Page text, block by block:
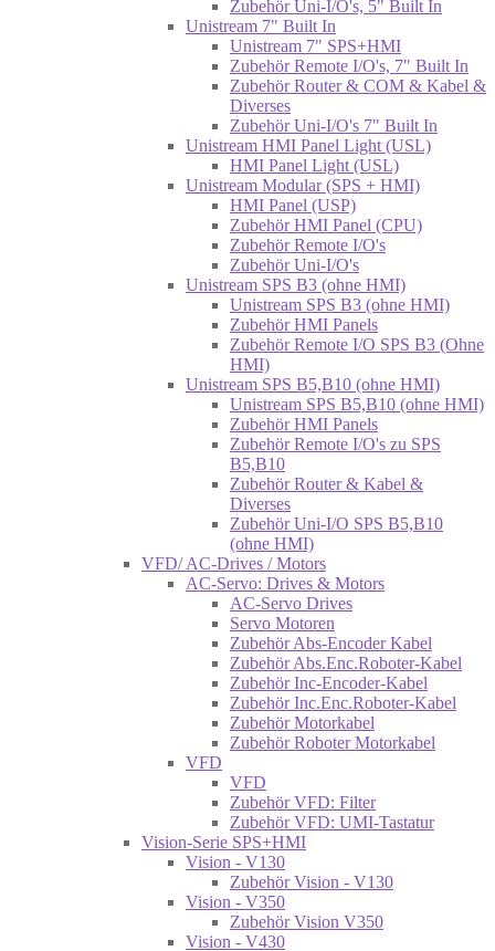
Zubehör Uni-I/O's, 5" Built In
Unistream 7" Built In
Unistream 7" SPS+HMI
Zubehör Remote I/O's, 7" Built In
Zubehör Router & COM & Kabel &
Diverses
Zubehör Uni-I/O's 7" Built In
Unistream HMI Panel Light (USL)
HMI Panel Light (USL)
Unistream Modular (SPS + HMI)
HMI Panel (USP)
Zubehör HMI Panel (CPU)
Zubehör Remote I/O's
Zubehör Uni-I/O's
Unistream SPS B3 (ohne HMI)
Unistream SPS B3 (ohne HMI)
Zubehör HMI Panels
Zubehör Remote I/O SPS B3 (Ohne
HMI)
Unistream SPS B5,B10 (ohne HMI)
Unistream SPS B5,B10 (ohne HMI)
Zubehör HMI Panels
Zubehör Remote I/O's zu SPS
B5,B10
Zubehör Router & Kabel &
Diverses
Zubehör Uni-I/O SPS B5,B10
(ohne HMI)
VFD/ AC-Drives / Motors
AC-Servo: Drives & Motors
AC-Servo Drives
Servo Motoren
Zubehör Abs-Encoder Kabel
Zubehör Abs.Enc.Roboter-Kabel
Zubehör Inc-Encoder-Kabel
Zubehör Inc.Enc.Roboter-Kabel
Zubehör Motorkabel
Zubehör Roboter Motorkabel
VFD
VFD
Zubehör VFD: Filter
Zubehör VFD: UMI-Tastatur
Vision-Serie SPS+HMI
Vision - V130
Zubehör Vision - V130
Vision - V350
Zubehör Vision V350
Vision - V430